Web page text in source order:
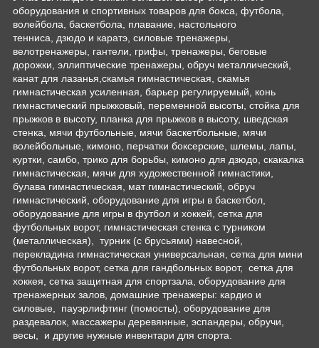
оборудования и спортивных товаров для бокса, футбола,
волейбола, баскетбола, плавание, настольного
тенниса, дзюдо и каратэ, силовые тренажеры,
велотренажеры, гантели, грифы, тренажеры, беговые
дорожки, эллиптические тренажеры, обруч металлический,
канат для лазанья,скамья гимнастическая, скамья
гимнастическая усиленная, барьер регулируемый, конь
гимнастический прыжковый, переменной высоты, стойка для
прыжков в высоту, планка для прыжков в высоту, шведская
стенка, мячи футбольные, мячи баскетбольные, мячи
волейбольные, кимоно, перчатки боксерские, шлемы, лапы,
куртки, самбо, трико для борьбы, кимоно для дзюдо, скакалка
гимнастическая, мячи для художественной гимнастики,
булава гимнастическая, мат гимнастический, обруч
гимнастический, оборудование для игры в баскетбол,
оборудование для игры в футбол и хоккей, сетка для
футбольных ворот, гимнастическая стенка с турником
(металлическая), турник (с брусьями) навесной,
перекладина гимнастическая универсальная, сетка для мини
футбольных ворот, сетка для гандбольных ворот, сетка для
хоккея, сетка защитная для спортзала, оборудование для
тренажерных залов, домашние тренажеры: кардио и
силовые, пауэрлифтинг (помосты), оборудование для
раздевалок, массажеры деревянные, эспандеры, обручи,
весы, и другие нужные инвентари для спорта.